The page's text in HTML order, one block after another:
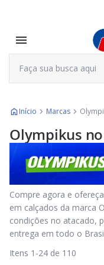
Início Marcas
Olympikus
Compre agora e
em calçados da marca
condições no atacado,
entrega em todo o
Itens 1 -24 de 110